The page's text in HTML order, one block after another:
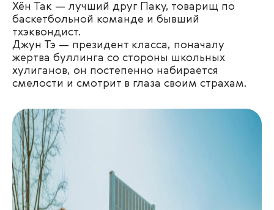
Хён Так — лучший друг Паку, товарищ по
баскетбольной команде и бывший
тхэквондист.
Джун Тэ — президент класса, поначалу
жертва буллинга со стороны школьных
хулиганов, он постепенно набирается
смелости и смотрит в глаза своим страхам.